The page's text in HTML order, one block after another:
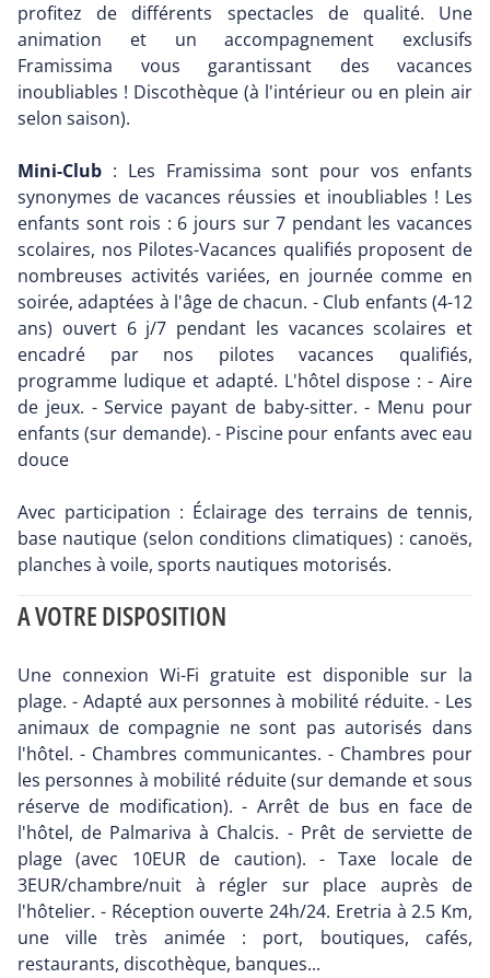
profitez de différents spectacles de qualité. Une
animation et un accompagnement exclusifs
Framissima vous garantissant des vacances
inoubliables ! Discothèque (à l'intérieur ou en plein air
selon saison).
Mini-Club : Les Framissima sont pour vos enfants
synonymes de vacances réussies et inoubliables ! Les
enfants sont rois : 6 jours sur 7 pendant les vacances
scolaires, nos Pilotes-Vacances qualifiés proposent de
nombreuses activités variées, en journée comme en
soirée, adaptées à l'âge de chacun. - Club enfants (4-12
ans) ouvert 6 j/7 pendant les vacances scolaires et
encadré par nos pilotes vacances qualifiés,
programme ludique et adapté. L'hôtel dispose : - Aire
de jeux. - Service payant de baby-sitter. - Menu pour
enfants (sur demande). - Piscine pour enfants avec eau
douce
Avec participation : Éclairage des terrains de tennis,
base nautique (selon conditions climatiques) : canoës,
planches à voile, sports nautiques motorisés.
A VOTRE DISPOSITION
Une connexion Wi-Fi gratuite est disponible sur la
plage. - Adapté aux personnes à mobilité réduite. - Les
animaux de compagnie ne sont pas autorisés dans
l'hôtel. - Chambres communicantes. - Chambres pour
les personnes à mobilité réduite (sur demande et sous
réserve de modification). - Arrêt de bus en face de
l'hôtel, de Palmariva à Chalcis. - Prêt de serviette de
plage (avec 10EUR de caution). - Taxe locale de
3EUR/chambre/nuit à régler sur place auprès de
l'hôtelier. - Réception ouverte 24h/24. Eretria à 2.5 Km,
une ville très animée : port, boutiques, cafés,
restaurants, discothèque, banques...